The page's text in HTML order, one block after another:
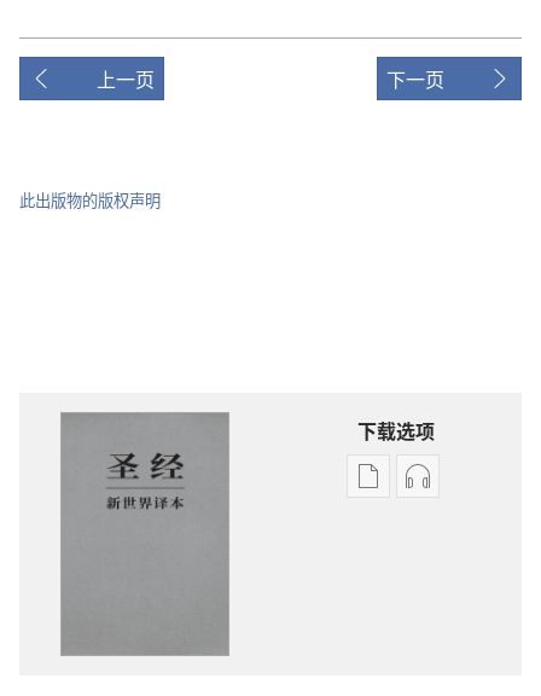
上一页 下一页
此出版物的版权声明
下载选项
电
录